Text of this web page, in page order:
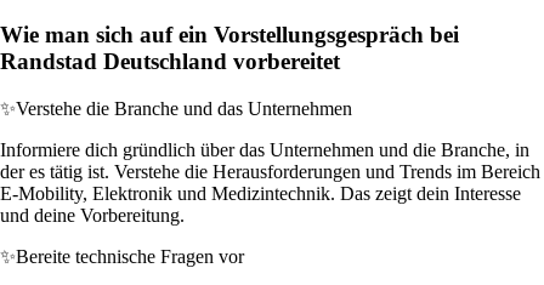
Wie man sich auf ein Vorstellungsgespräch bei
Randstad Deutschland vorbereitet
✨Verstehe die Branche und das Unternehmen
Informiere dich gründlich über das Unternehmen und die Branche, in
der es tätig ist. Verstehe die Herausforderungen und Trends im Bereich
E-Mobility, Elektronik und Medizintechnik. Das zeigt dein Interesse
und deine Vorbereitung.
✨Bereite technische Fragen vor